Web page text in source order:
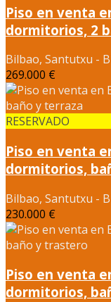
Piso en venta
dormitorios, 2
Bilbao, Santutxu -
269.000 €
RESERVADO
Piso en venta
dormitorios,
Bilbao, Santutxu -
230.000 €
Piso en venta
dormitorios,